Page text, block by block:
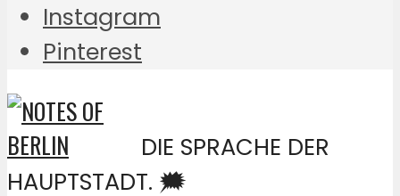
Instagram
Pinterest
DIE SPRACHE DER
HAUPTSTADT. 🗯️